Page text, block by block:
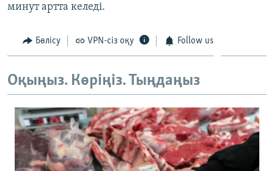
минут артта келеді.
Бөлісу VPN-сіз оқу Follow us
Оқыңыз. Көріңіз. Тыңдаңыз